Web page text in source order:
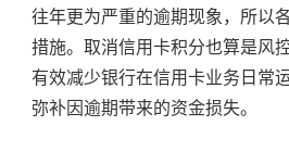
往年更为严重的逾期现象，所以
措施。取消信用卡积分也算是风
有效减少银行在信用卡业务日常
弥补因逾期带来的资金损失。